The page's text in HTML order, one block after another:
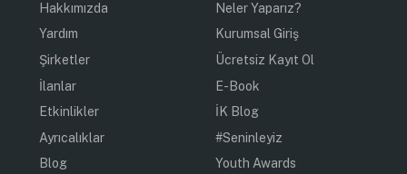
Hakkımızda
Yardım
Şirketler
İlanlar
Etkinlikler
Ayrıcalıklar
Blog
Neler Yaparız?
Kurumsal Giriş
Ücretsiz Kayıt Ol
E-Book
İK Blog
#Seninleyiz
Youth Awards